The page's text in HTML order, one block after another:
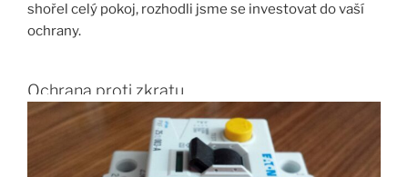
shořel celý pokoj, rozhodli jsme se investovat do vaší
ochrany.
Ochrana proti zkratu